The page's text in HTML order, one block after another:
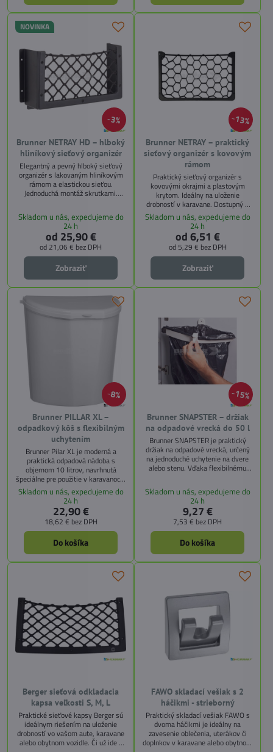
3%
NOVINKA
Brunner NETRAY HD – hlboký
hliníkový sieťový organizér
Elegantný a pevný hlboký sieťový
organizér s lakovaným hliníkovým
rámom a elastickou sieťou.
Jednoduchá montáž skrutkami.
Skladom u nás, expedujeme do
24 h
od 25,90 €
od 21,06 € bez DPH
Zobraziť
13%
Brunner NETRAY – praktický
sieťový organizér s kovovým
rámom
Praktický sieťový organizér s
kovovými okrajmi a plastovým
krytom. Ideálny na uloženie
drobností v karavane. Dostupný v
troch veľkostiach.
Skladom u nás, expedujeme do
24 h
od 6,51 €
od 5,29 € bez DPH
Zobraziť
8%
Brunner PILLAR XL –
odpadkový kôš s flexibilným
uchytením
Brunner Pilar XL je moderná a
praktická odpadová nádoba s
objemom 10 litrov, navrhnutá
špeciálne pre použitie v karavanoch,
obytných vozidlách, prívesoch či na
lodiach. Vďaka kompaktným
rozmerom a nízkej hmotnosti je
ideálna na úsporu priestoru.
Vyrobená je zo 100% odolného PP,
čo zaručuje dlhú životnosť aj v
náročných podmienkach. Súčasťou
nádoby je uzatvárateľný vrchnák,
ktorý pomáha...
Skladom u nás, expedujeme do
24 h
22,90 €
18,62 € bez DPH
Do košíka
15%
Brunner SNAPSTER – držiak
na odpadové vrecká do 50 l
Brunner SNAPSTER je praktický
držiak na odpadové vrecká, určený
na jednoduché uchytenie na dvere
alebo stenu. Vďaka flexibilnému
vrecko pevne na mieste bez
nutnosti ďalších úchytov.Montáž je
možná dvomi spôsobmi – pomocou
2 skrutiek alebo samolepiacich
pásikov, ktoré sú súčasťou balenia.
Držiak je vhodný pre vrecia s
objemom do 50 litrov, čo z neho robí
Skladom u nás, expedujeme do
24 h
9,27 €
7,53 € bez DPH
Do košíka
Berger sieťová odkladacia
kapsa veľkosti S, M, L
Praktické sieťové kapsy Berger sú
ideálnym riešením na uloženie
drobností vo vašom aute, karavane
alebo obytnom vozidle. Či už ide o
FAWO skladací vešiak s 2
háčikmi - strieborný
Praktický skladací vešiak FAWO s
dvoma háčikmi je ideálny na
zavesenie oblečenia, uterákov či
doplnkov v karavane alebo obytnom